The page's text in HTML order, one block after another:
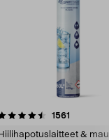
1561
Hiilihapotuslaitteet &
4.5viidestä